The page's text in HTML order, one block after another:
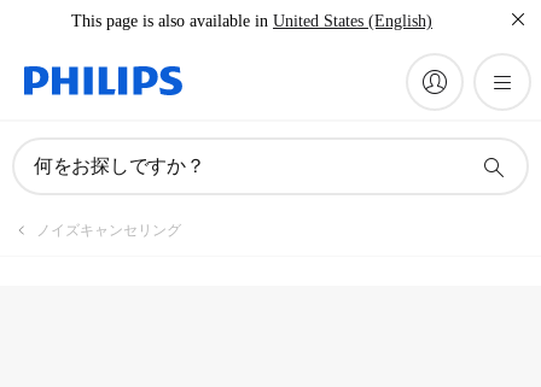
This page is also available in United States (English)
何をお探しですか？
ノイズキャンセリング